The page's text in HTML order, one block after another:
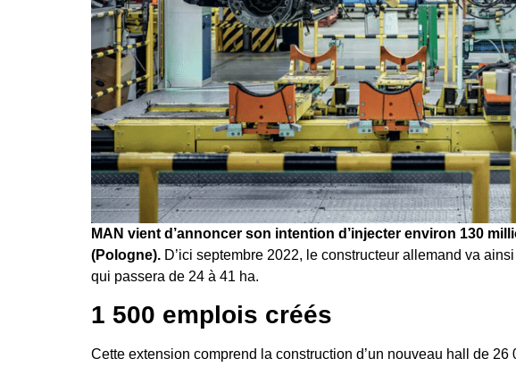
MAN vient d’annoncer son intention d’injecter environ 130
(Pologne). D’ici septembre 2022, le constructeur allemand va
qui passera de 24 à 41 ha.
1 500 emplois créés
Cette extension comprend la construction d’un nouveau hall de